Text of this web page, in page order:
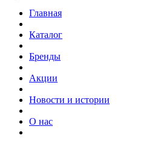
Главная
Каталог
Бренды
Акции
Новости и истории
О нас